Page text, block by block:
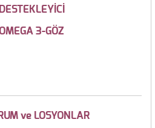
3-GÖZ
ve LOSYONLAR